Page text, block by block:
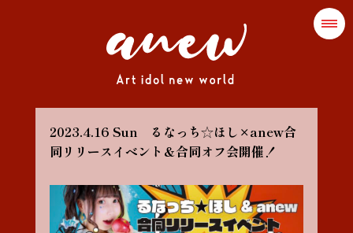
2023.4.16 Sun るなっち☆ほし×anew合
同リリースイベント＆合同オフ会開催！